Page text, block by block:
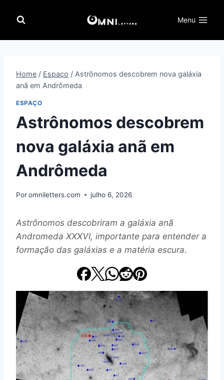
para
Menu
Home / Espaço / Astrônomos descobrem nova galáxia
anã em Andrômeda
ESPAÇO
Astrônomos descobrem
nova galáxia anã em
Andrômeda
Poromniletters.com julho 6, 2026
Astrônomos descobriram a galáxia anã
Andromeda XXXVI, importante para entender a
formação das galáxias e a matéria escura.